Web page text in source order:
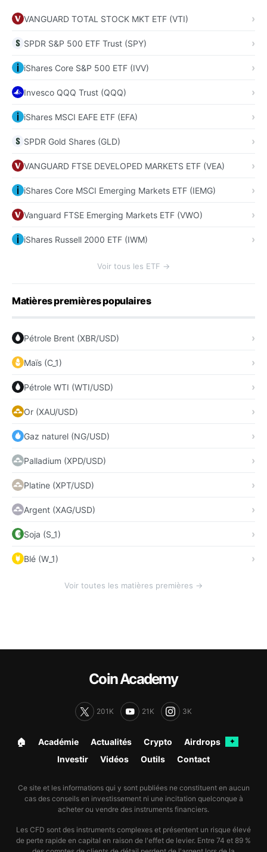
VANGUARD TOTAL STOCK MKT ETF (VTI)
SPDR S&P 500 ETF Trust (SPY)
iShares Core S&P 500 ETF (IVV)
Invesco QQQ Trust (QQQ)
iShares MSCI EAFE ETF (EFA)
SPDR Gold Shares (GLD)
VANGUARD FTSE DEVELOPED MARKETS ETF (VEA)
iShares Core MSCI Emerging Markets ETF (IEMG)
Vanguard FTSE Emerging Markets ETF (VWO)
iShares Russell 2000 ETF (IWM)
Voir tous les ETF →
Matières premières populaires
Pétrole Brent (XBR/USD)
Maïs (C_1)
Pétrole WTI (WTI/USD)
Or (XAU/USD)
Gaz naturel (NG/USD)
Palladium (XPD/USD)
Platine (XPT/USD)
Argent (XAG/USD)
Soja (S_1)
Blé (W_1)
Voir toutes les matières premières →
Coin Academy
201K 21K 3K
🏠︎ Académie Actualités Crypto Airdrops ✦
Investir Vidéos Outils Contact
Ce site et les informations qui y sont publiées ne constituent en aucun
cas des conseils en investissement ni une incitation quelconque à
acheter ou vendre des instruments financiers.
Les CFD sont des instruments complexes et présentent un risque élevé
de perte rapide en capital en raison de l'effet de levier. Entre 74 et 89 %